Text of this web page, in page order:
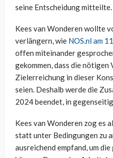
seine Entscheidung mitteilte.
Kees van Wonderen wollte
verlängern, wie NOS.nl am
offen miteinander
gekommen, dass die
Zielerreichung in dieser
seien. Deshalb werde die
2024 beendet, in
Kees van Wonderen zog es
statt unter Bedingungen zu
ausreichend empfand, um